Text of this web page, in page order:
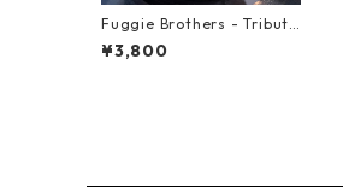
Fuggie Brothers - Tribute
To The Great【7-21765】
¥3,800